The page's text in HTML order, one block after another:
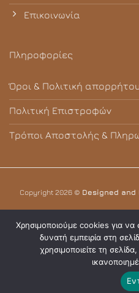
Επικοινωνία
Πληροφορίες
Όροι & Πολιτική απορρήτου
Πολιτική Επιστροφών
Τρόποι Αποστολής &
Copyright 2026 © Designed and
Χρησιμοποιούμε cookies για
δυνατή εμπειρία στη
χρησιμοποιείτε τη